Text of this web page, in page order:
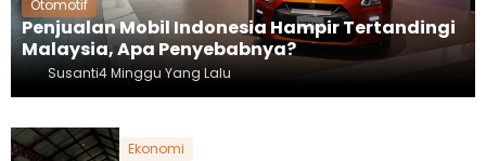
Otomotif
Penjualan Mobil Indonesia Hampir Tertandingi
Malaysia, Apa Penyebabnya?
Susanti4 Minggu Yang Lalu
Ekonomi